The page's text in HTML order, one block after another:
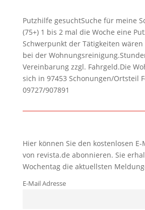
Putzhilfe gesuchtSuche für meine
(75+) 1 bis 2 mal die Woche eine
Schwerpunkt der Tätigkeiten
bei der
Vereinbarung zzgl. Fahrgeld.Die
sich in 97453 Schonungen/Ortsteil
09727/907891
Hier können Sie den kostenlosen
von revista.de abonnieren. Sie
Wochentag die aktuellsten
E-Mail Adresse